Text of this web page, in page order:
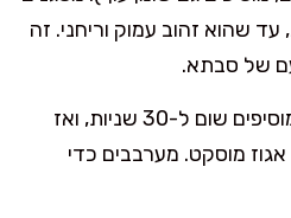
12–15 דקות, עד שהוא זהוב עמוק וריחני. זה
של סבתא.
: מוסיפים שום ל-30 שניות, ואז
מוסקט. מערבבים כדי